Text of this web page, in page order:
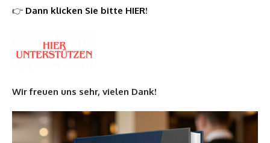
👉 Dann klicken Sie bitte HIER!
Wir freuen uns sehr, vielen Dank!